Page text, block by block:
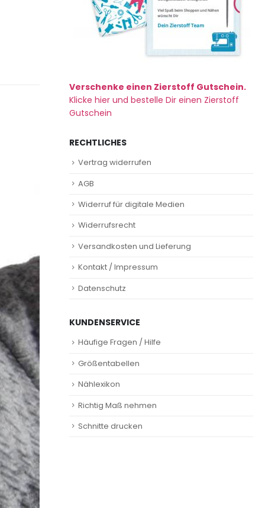
Verschenke einen Zierstoff Gutschein.
Klicke hier und bestelle Dir einen Zierstoff
Gutschein
RECHTLICHES
Vertrag widerrufen
AGB
Widerruf für digitale Medien
Widerrufsrecht
Versandkosten und Lieferung
Kontakt / Impressum
Datenschutz
KUNDENSERVICE
Häufige Fragen / Hilfe
Größentabellen
Nählexikon
Richtig Maß nehmen
Schnitte drucken